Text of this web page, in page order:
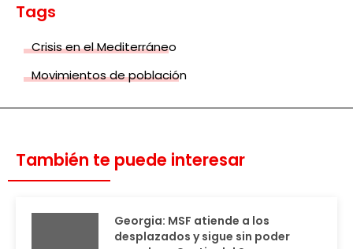
Tags
Crisis en el Mediterráneo
Movimientos de población
También te puede interesar
Georgia: MSF atiende a los
desplazados y sigue sin poder